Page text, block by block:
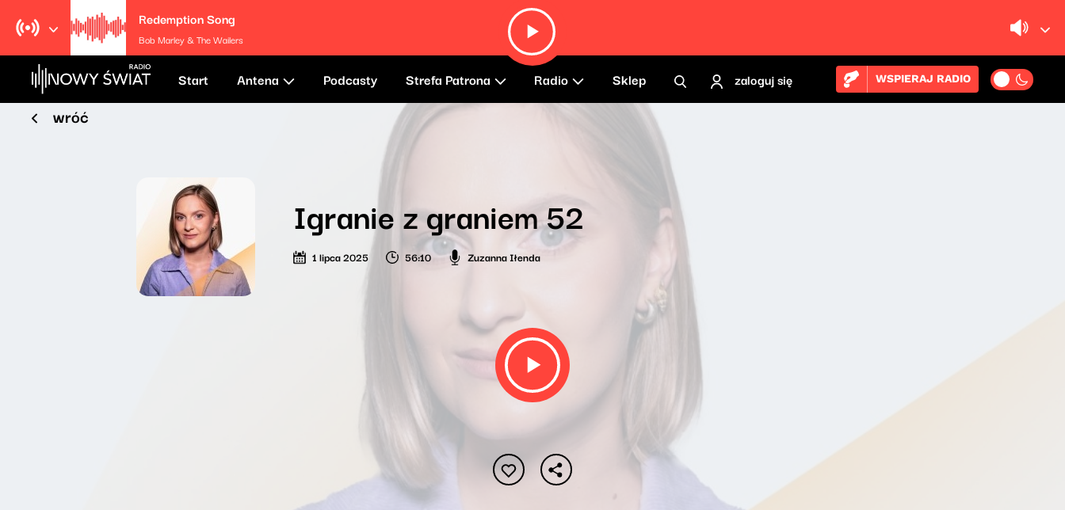
Redemption Song
Bob Marley & The Wailers
Start Antena Podcasty Strefa Patrona Radio Sklep zaloguj się WSPIERAJ RADIO
wróć
Igranie z graniem 52
1 lipca 2025 56:10 Zuzanna Iłenda